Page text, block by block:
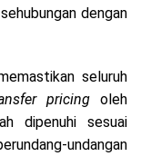
dengan
seluruh
pricing oleh
dipenuhi sesuai
undangan